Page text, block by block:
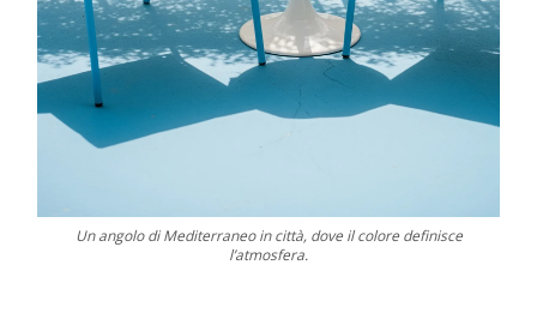
Un angolo di Mediterraneo in città, dove il colore definisce
l’atmosfera.